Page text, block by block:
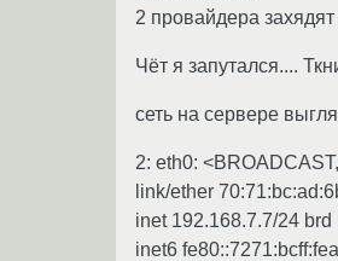
2 провайдера
Чёт я запутался....
сеть на сервере
2: eth0:
link/ether
inet 192.168.7.7/24
inet6